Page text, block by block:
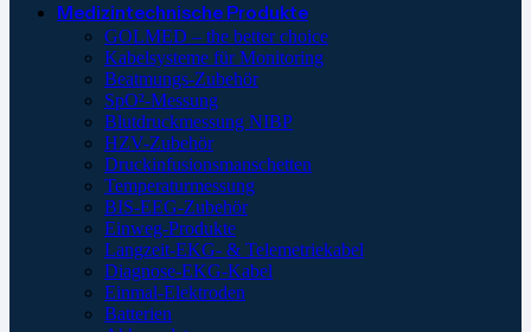
Medizintechnische Produkte
GOLMED – the better choice
Kabelsysteme für Monitoring
Beatmungs-Zubehör
SpO²-Messung
Blutdruckmessung NIBP
HZV-Zubehör
Druckinfusionsmanschetten
Temperaturmessung
BIS-EEG-Zubehör
Einweg-Produkte
Langzeit-EKG- & Telemetriekabel
Diagnose-EKG-Kabel
Einmal-Elektroden
Batterien